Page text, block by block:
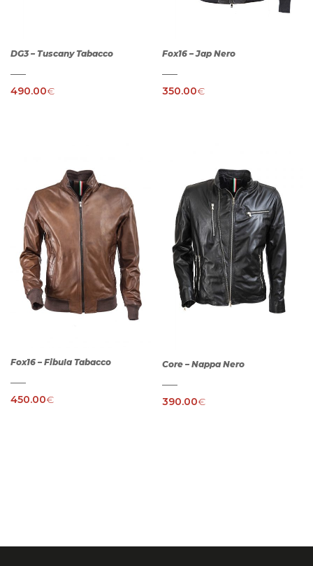
DG3 – Tuscany Tabacco
490.00€
Fox16 – Jap Nero
350.00€
Fox16 – Fibula Tabacco
450.00€
Core – Nappa Nero
390.00€